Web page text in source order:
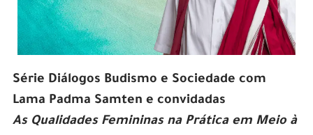
Série Diálogos Budismo e Sociedade com
Lama Padma Samten e convidadas
As Qualidades Femininas na Prática em Meio à